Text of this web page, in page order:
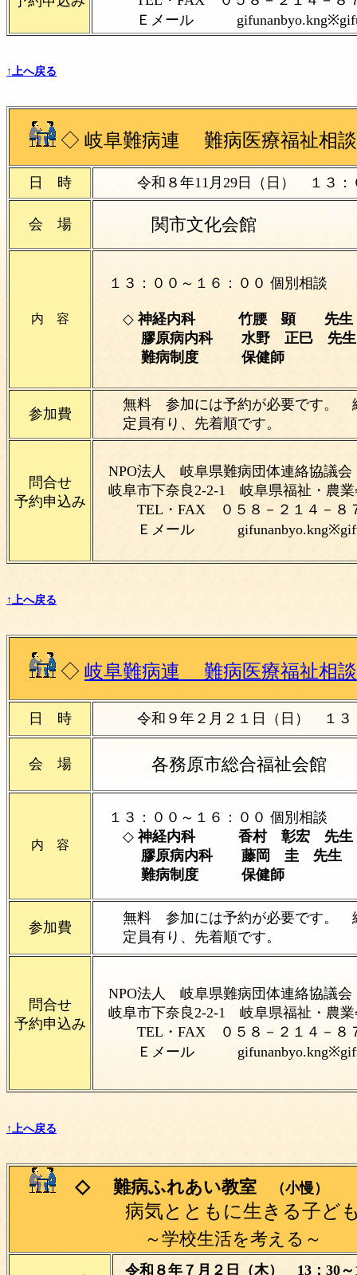
Ｅメール
↑上へ戻る
◇ 岐阜難病連 難病医療福祉相
日 時 令和８年11月29日（日） １３
会 場 関市文化会館
内 容
１３：００～１６：００ 個別相談
◇ 神経内科 竹腰 顕 先生
膠原病内科 水野 正巳 先生
難病制度 保健師
参加費
無料 参加には予約が必要です。
定員有り、先着順です。
問合せ
予約申込み
NPO法人 岐阜県難病団体連絡協議会
岐阜市下奈良2-2-1 岐
TEL・FAX ０５８－２１４－８
Ｅメール
↑上へ戻る
◇ 岐阜難病連 難病医療福祉相
日 時 令和９年２月２１日（日） １
会 場 各務原市総合福祉会館
内 容
１３：００～１６：００ 個別相談
◇ 神経内科 香村 彰宏 先生
膠原病内科 藤岡 圭 先生
難病制度 保健師
参加費
無料 参加には予約が必要です。
定員有り、先着順です。
問合せ
予約申込み
NPO法人 岐阜県難病団体連絡協議会
岐阜市下奈良2-2-1 岐
TEL・FAX ０５８－２１４－８
Ｅメール
↑上へ戻る
◇ 難病ふれあい教室 （小慢）
病気とともに生きる子ども
～学校生活を考える～
令和８年７月２日（木） 13：30